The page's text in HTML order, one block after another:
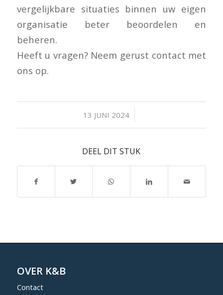
vergelijkbare situaties binnen uw eigen
organisatie beter beoordelen en
beheren.
Heeft u vragen? Neem gerust contact met
ons op.
13 JUNI 2024
/
DEEL DIT STUK
OVER K&B
Contact